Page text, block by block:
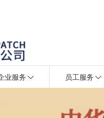
业服务 员工服务